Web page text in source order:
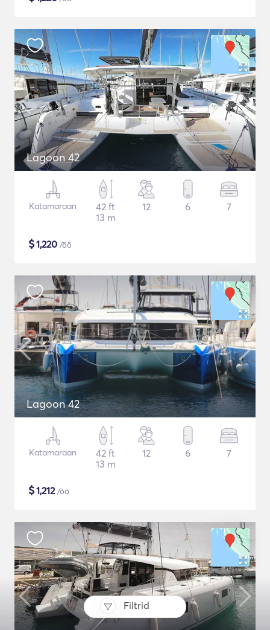
Filtrid
Lagoon 42
Katamaraan
42 ft
13 m
12 6 7
$1,220 /öö
Lagoon 42
Katamaraan
42 ft
13 m
12 6 7
$1,212/öö